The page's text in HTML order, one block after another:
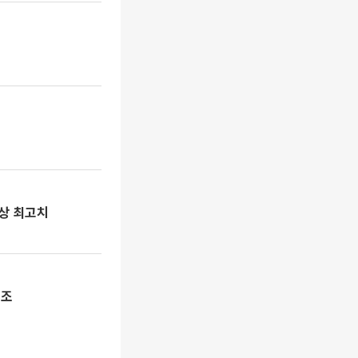
최고치